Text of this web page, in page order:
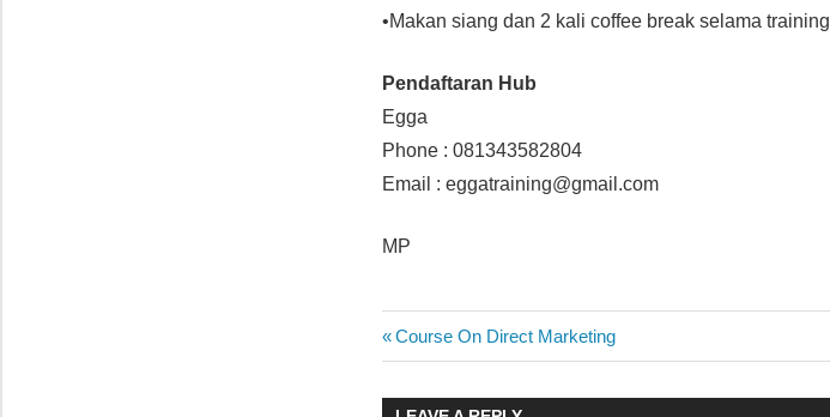
•Makan siang dan 2 kali coffee break selama training
Pendaftaran Hub
Egga
Phone : 081343582804
Email : eggatraining@gmail.com
MP
PLANNING.
Post
navigation
Previous
Post:
Course On Direct Marketing